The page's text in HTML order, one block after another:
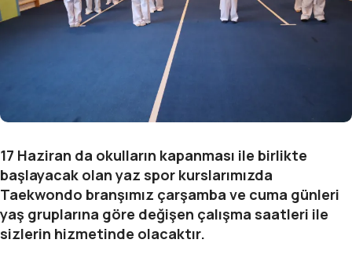
17 Haziran da okulların kapanması ile birlikte
başlayacak olan yaz spor kurslarımızda
Taekwondo branşımız çarşamba ve cuma günleri
yaş gruplarına göre değişen çalışma saatleri ile
sizlerin hizmetinde olacaktır.